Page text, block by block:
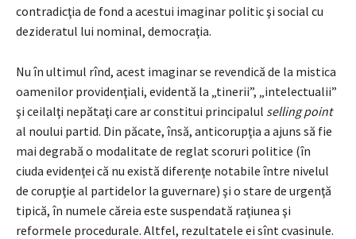
contradicţia de fond a acestui imaginar politic şi social cu
dezideratul lui nominal, democraţia.
Nu în ultimul rînd, acest imaginar se revendică de la mistica
oamenilor providenţiali, evidentă la „tinerii”, „intelectualii”
şi ceilalţi nepătaţi care ar constitui principalul selling point
al noului partid. Din păcate, însă, anticorupţia a ajuns să fie
mai degrabă o modalitate de reglat scoruri politice (în
ciuda evidenţei că nu există diferenţe notabile între nivelul
de corupţie al partidelor la guvernare) şi o stare de urgenţă
tipică, în numele căreia este suspendată raţiunea şi
reformele procedurale. Altfel, rezultatele ei sînt cvasinule.